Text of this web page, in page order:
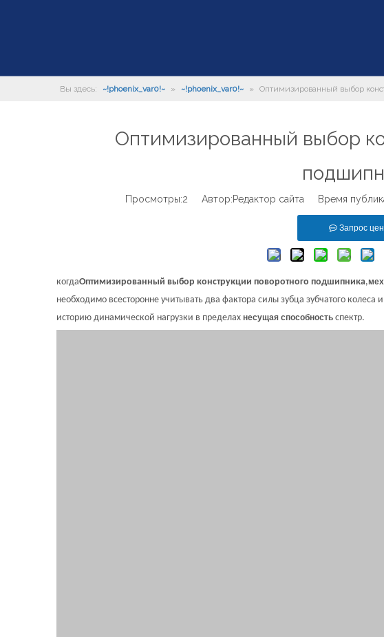
Вы здесь: ~!phoenix_var0!~ » ~!phoenix_var0!~ » Оптимизированный выбор
Оптимизированный выбор
Просмотры:2 Автор:Pедактор сайта Время
Запрос
когдаОптимизированный выбор конструкции поворотного подшипника,
необходимо всесторонне учитывать два фактора силы зубца зубчатого
историю динамической нагрузки в пределах несущая способность спектр.